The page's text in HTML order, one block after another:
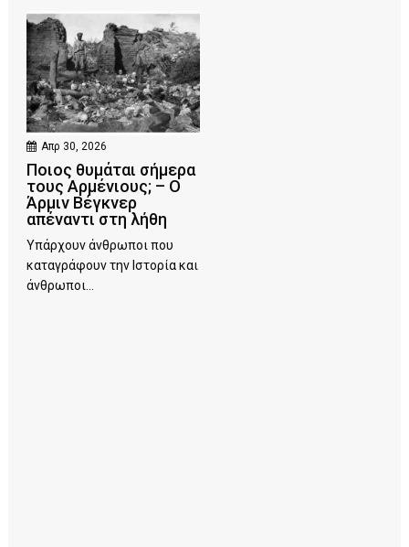
Απρ 30, 2026
Ποιος θυμάται σήμερα
τους Αρμένιους; – Ο
Άρμιν Βέγκνερ
απέναντι στη λήθη
Υπάρχουν άνθρωποι που
καταγράφουν την Ιστορία και
άνθρωποι...